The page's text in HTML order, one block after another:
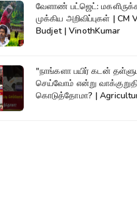
வேளாண் பட்ஜெட்:
முக்கிய அறிவிப்புகள் | CM
Budjet | VinothKumar
"நாங்களா பயிர் கடன்
செய்வோம் என்று
கொடுத்தோமா? |